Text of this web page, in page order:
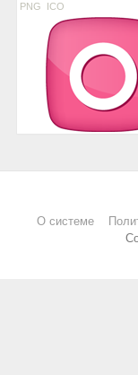
PNG ICO
О системе